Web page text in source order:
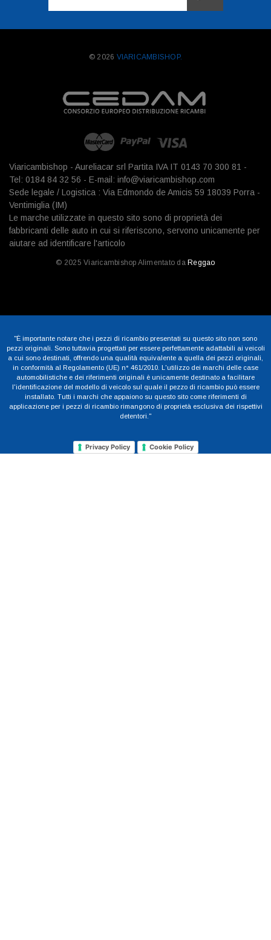
mail
© 2026 VIARICAMBISHOP.
Viaricambishop - Aureliacar srl Partita IVA IT 0143 70 300 81 -
Tel: 0184 84 32 56 - E-mail: info@viaricambishop.com
Sede legale / Logistica : Via Edmondo de Amicis 59 18039 Porra -
Ventimiglia (IM)
Le marche utilizzate in questo sito sono di proprietà dei
fabbricanti delle auto in cui si riferiscono, servono unicamente per
aiutare ad identificare l'articolo
© 2025 Viaricambishop Alimentato da Reggao
"È importante notare che i pezzi di ricambio presentati su questo sito non sono
pezzi originali. Sono tuttavia progettati per essere perfettamente adattabili ai veicoli
a cui sono destinati, offrendo una qualità equivalente a quella dei pezzi originali,
in conformità al Regolamento (UE) n° 461/2010. L'utilizzo dei marchi delle case
automobilistiche e dei riferimenti originali è unicamente destinato a facilitare
l'identificazione del modello di veicolo sul quale il pezzo di ricambio può essere
installato. Tutti i marchi che appaiono su questo sito come riferimenti di
applicazione per i pezzi di ricambio rimangono di proprietà esclusiva dei rispettivi
detentori."
Privacy Policy Cookie Policy